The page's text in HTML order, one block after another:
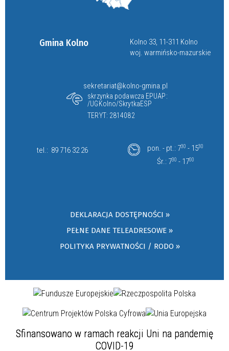
Gmina Kolno
Kolno 33, 11-311 Kolno
woj. warmińsko-mazurskie
sekretariat@kolno-gmina.pl
skrzynka podawcza EPUAP:
/UGKolno/SkrytkaESP
TERYT: 2814082
tel.: 89 716 32 26 pon. - pt.: 730 - 1530
Śr.: 730 - 1700
DEKLARACJA DOSTĘPNOŚCI »
PEŁNE DANE TELEADRESOWE »
POLITYKA PRYWATNOŚCI / RODO »
Sfinansowano w ramach reakcji Uni na pandemię
COVID-19